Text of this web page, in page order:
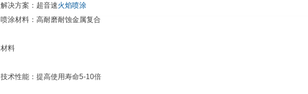
解决方案：超音速火焰喷涂
喷涂材料：高耐磨耐蚀金属复合
材料
技术性能：提高使用寿命5-10倍